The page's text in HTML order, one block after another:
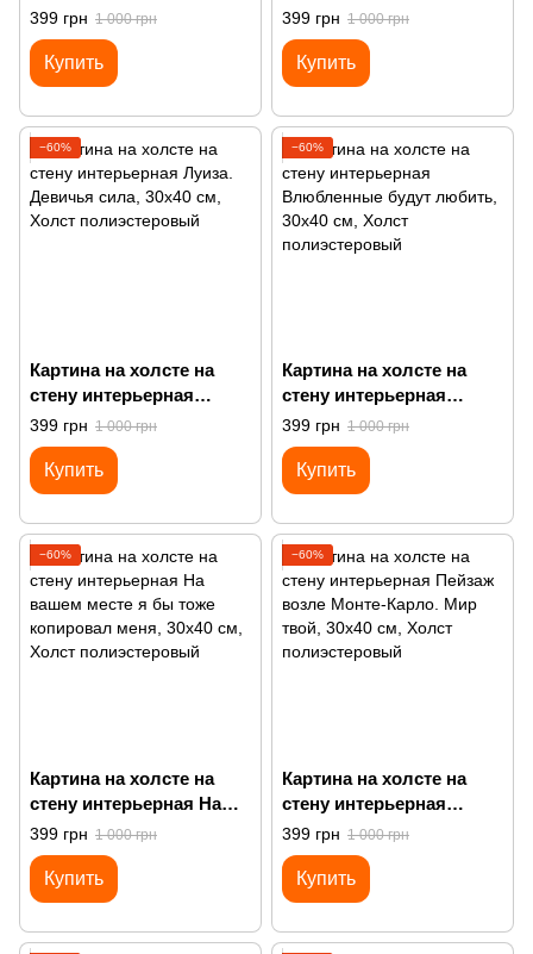
можешь сидеть со мной
399 грн 1 000 грн
Купить
Наталья Гончарова. Я
сама себе муза
399 грн 1 000 грн
Купить
−60%
Картина на холсте на
стену интерьерная
Луиза. Девичья сила
399 грн 1 000 грн
Купить
−60%
Картина на холсте на
стену интерьерная
Влюбленные будут
любить
399 грн 1 000 грн
Купить
−60%
Картина на холсте на
стену интерьерная На
вашем месте я бы тоже
копировал меня
399 грн 1 000 грн
Купить
−60%
Картина на холсте на
стену интерьерная
Пейзаж возле Монте-
Карло. Мир твой
399 грн 1 000 грн
Купить